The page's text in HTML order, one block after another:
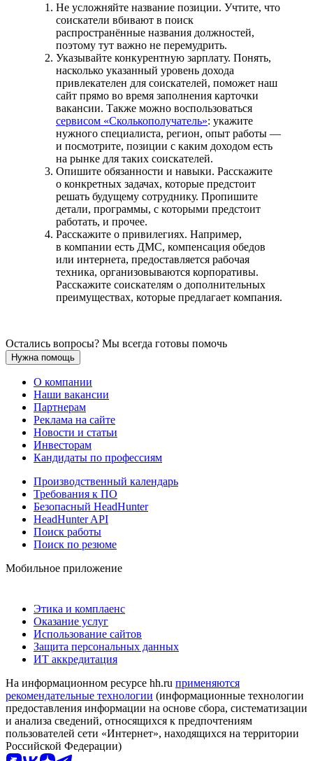
Не усложняйте название позиции. Учтите, что
соискатели вбивают в поиск
распространённые названия должностей,
поэтому тут важно не перемудрить.
Указывайте конкурентную зарплату. Понять,
насколько указанный уровень дохода
привлекателен для соискателей, поможет наш
сайт прямо во время заполнения карточки
вакансии. Также можно воспользоваться
сервисом «Сколькополучатель»: укажите
нужного специалиста, регион, опыт работы —
и посмотрите, позиции с каким доходом есть
на рынке для таких соискателей.
Опишите обязанности и навыки. Расскажите
о конкретных задачах, которые предстоит
решать будущему сотруднику. Пропишите
детали, программы, с которыми предстоит
работать, и прочее.
Расскажите о привилегиях. Например,
в компании есть ДМС, компенсация обедов
или интернета, предоставляется рабочая
техника, организовываются корпоративы.
Расскажите соискателям о дополнительных
преимуществах, которые предлагает компания.
Остались вопросы? Мы всегда готовы помочь
Нужна помощь
О компании
Наши вакансии
Партнерам
Реклама на сайте
Новости и статьи
Инвесторам
Кандидаты по профессиям
Производственный календарь
Требования к ПО
Безопасный HeadHunter
HeadHunter API
Поиск работы
Поиск по резюме
Мобильное приложение
Этика и комплаенс
Оказание услуг
Использование сайтов
Защита персональных данных
ИТ аккредитация
На информационном ресурсе hh.ru применяются
рекомендательные технологии (информационные технологии
предоставления информации на основе сбора, систематизации
и анализа сведений, относящихся к предпочтениям
пользователей сети «Интернет», находящихся на территории
Российской Федерации)